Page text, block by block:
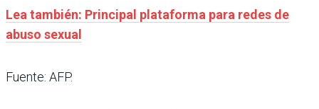
Lea también: Principal plataforma para redes de
abuso sexual
Fuente: AFP.